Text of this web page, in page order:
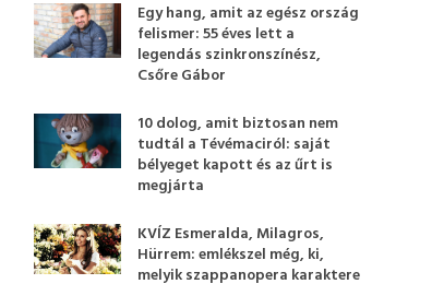
Egy hang, amit az egész ország
felismer: 55 éves lett a
legendás szinkronszínész,
Csőre Gábor
10 dolog, amit biztosan nem
tudtál a Tévémaciról: saját
bélyeget kapott és az űrt is
megjárta
KVÍZ Esmeralda, Milagros,
Hürrem: emlékszel még, ki,
melyik szappanopera karaktere